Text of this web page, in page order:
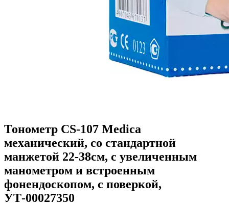
Тонометр СS-107 Medica
механический, со стандартной
манжетой 22-38см, с увеличенным
манометром и встроенным
фонендоскопом, с поверкой,
УТ-00027350